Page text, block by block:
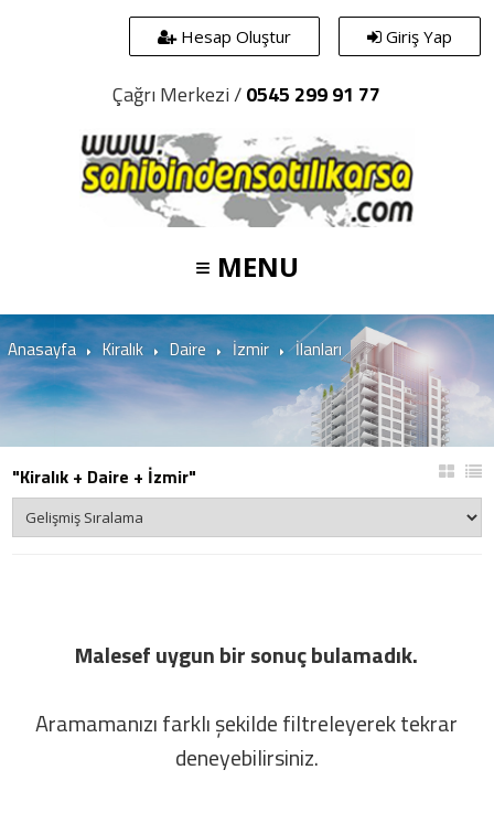
Giriş Yap
Hesap Oluştur
Çağrı Merkezi /0545 299 91 77
≡ MENU
Anasayfa Kiralık Daire İzmir İlanları
"Kiralık + Daire + İzmir"
Malesef uygun bir sonuç bulamadık.
Aramamanızı farklı şekilde filtreleyerek tekrar
deneyebilirsiniz.